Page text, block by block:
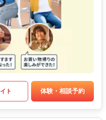
ト 体験・相談予約